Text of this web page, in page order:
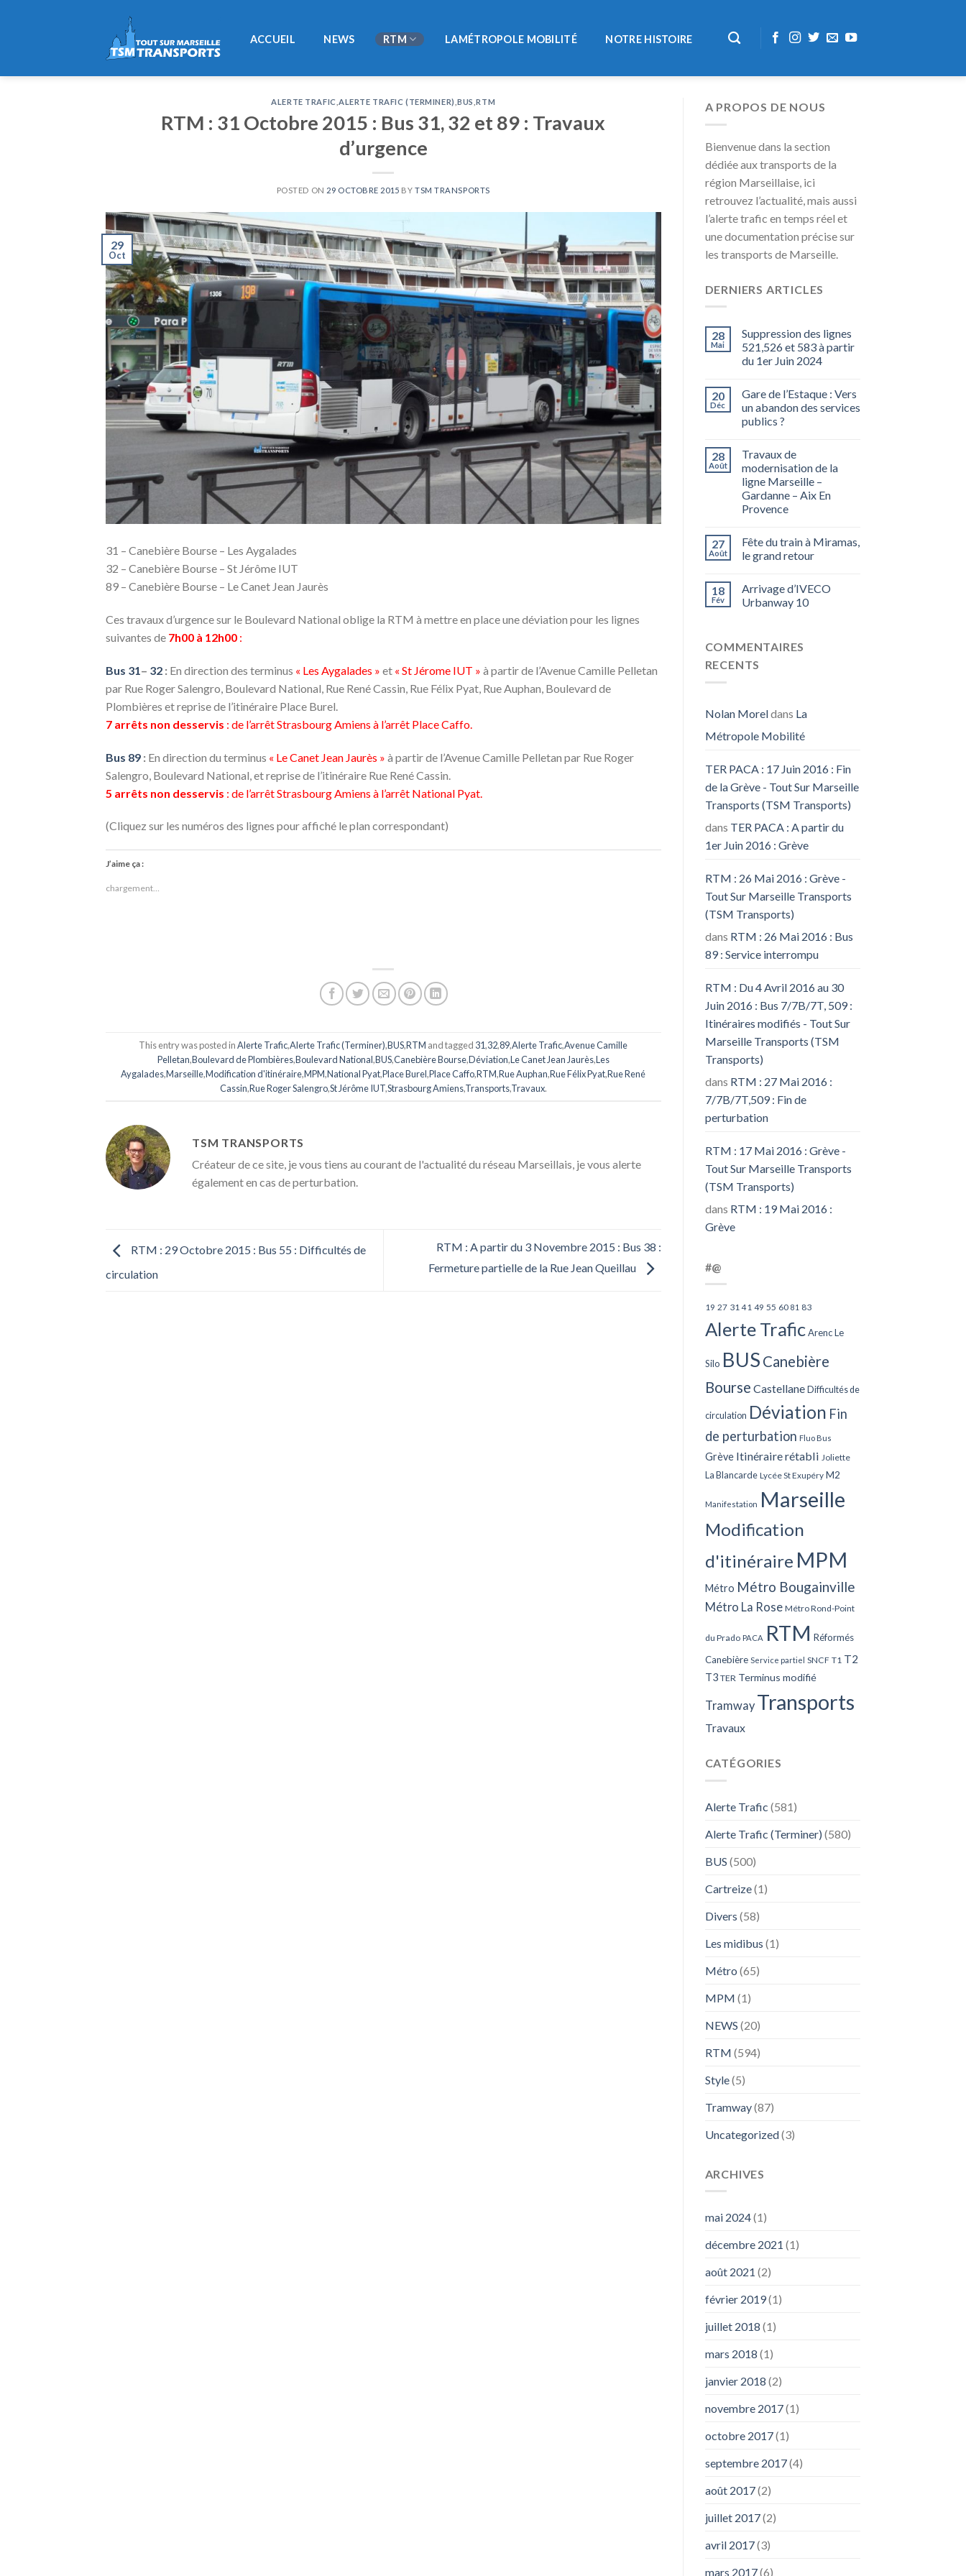
ACCUEIL NEWS RTM LAMÉTROPOLE MOBILITÉ NOTRE HISTOIRE
ALERTE TRAFIC ,ALERTE TRAFIC (TERMINER) ,BUS ,RTM
RTM : 31 Octobre 2015 : Bus 31, 32 et 89 : Travaux
d’urgence
POSTED ON 29 OCTOBRE 2015 BY TSM TRANSPORTS
29
Oct
31 – Canebière Bourse – Les Aygalades
32 – Canebière Bourse – St Jérôme IUT
89 – Canebière Bourse – Le Canet Jean Jaurès
Ces travaux d’urgence sur le Boulevard National oblige la RTM à mettre en place une déviation pour les lignes
suivantes de 7h00 à 12h00 :
Bus 31 – 32 : En direction des terminus « Les Aygalades » et « St Jérome IUT » à partir de l’Avenue Camille Pelletan
par Rue Roger Salengro, Boulevard National, Rue René Cassin, Rue Félix Pyat, Rue Auphan, Boulevard de
Plombières et reprise de l’itinéraire Place Burel.
7 arrêts non desservis : de l’arrêt Strasbourg Amiens à l’arrêt Place Caffo.
Bus 89 : En direction du terminus « Le Canet Jean Jaurès » à partir de l’Avenue Camille Pelletan par Rue Roger
Salengro, Boulevard National, et reprise de l’itinéraire Rue René Cassin.
5 arrêts non desservis : de l’arrêt Strasbourg Amiens à l’arrêt National Pyat.
(Cliquez sur les numéros des lignes pour affiché le plan correspondant)
J’aime ça :
chargement…
This entry was posted inAlerte Trafic,Alerte Trafic (Terminer),BUS,RTM and tagged 31,32,89,Alerte Trafic,Avenue Camille
Pelletan,Boulevard de Plombières,Boulevard National,BUS,Canebière Bourse,Déviation,Le Canet Jean Jaurès,Les
Aygalades,Marseille,Modification d'itinéraire,MPM,National Pyat,Place Burel,Place Caffo,RTM,Rue Auphan,Rue Félix Pyat,Rue René
Cassin,Rue Roger Salengro,St Jérôme IUT,Strasbourg Amiens,Transports,Travaux.
TSM TRANSPORTS
Créateur de ce site, je vous tiens au courant de l'actualité du réseau Marseillais, je vous alerte
également en cas de perturbation.
RTM : 29 Octobre 2015 : Bus 55 : Difficultés de
circulation
RTM : A partir du 3 Novembre 2015 : Bus 38 :
Fermeture partielle de la Rue Jean Queillau
A PROPOS DE NOUS
Bienvenue dans la section
dédiée aux transports de la
région Marseillaise, ici
retrouvez l’actualité, mais aussi
l’alerte trafic en temps réel et
une documentation précise sur
les transports de Marseille.
DERNIERS ARTICLES
28
Mai
Suppression des lignes
521,526 et 583 à partir
du 1er Juin 2024
20
Déc
Gare de l’Estaque : Vers
un abandon des services
publics ?
28
Août
Travaux de
modernisation de la
ligne Marseille –
Gardanne – Aix En
Provence
27
Août
Fête du train à Miramas,
le grand retour
18
Fév
Arrivage d’IVECO
Urbanway 10
COMMENTAIRES
RECENTS
Nolan Moreldans La
Métropole Mobilité
TER PACA : 17 Juin 2016 : Fin
de la Grève - Tout Sur Marseille
Transports (TSM Transports)
dans TER PACA : A partir du
1er Juin 2016 : Grève
RTM : 26 Mai 2016 : Grève -
Tout Sur Marseille Transports
(TSM Transports)
dans RTM : 26 Mai 2016 : Bus
89 : Service interrompu
RTM : Du 4 Avril 2016 au 30
Juin 2016 : Bus 7/7B/7T, 509 :
Itinéraires modifiés - Tout Sur
Marseille Transports (TSM
Transports)
dans RTM : 27 Mai 2016 :
7/7B/7T,509 : Fin de
perturbation
RTM : 17 Mai 2016 : Grève -
Tout Sur Marseille Transports
(TSM Transports)
dans RTM : 19 Mai 2016 :
Grève
#@
19 27 31 41 49 55 60 81 83
Alerte Trafic Arenc Le
Silo BUS Canebière
Bourse Castellane Difficultés de
circulation Déviation Fin
de perturbation Fluo Bus
Grève Itinéraire rétabli Joliette
La Blancarde Lycée St Exupéry M2
Manifestation Marseille
Modification
d'itinéraire MPM
Métro Métro Bougainville
Métro La Rose Métro Rond-Point
du Prado PACA RTM Réformés
Canebière Service partiel SNCF T1 T2
T3 TER Terminus modifié
Tramway Transports
Travaux
CATÉGORIES
Alerte Trafic (581)
Alerte Trafic (Terminer) (580)
BUS (500)
Cartreize(1)
Divers (58)
Les midibus (1)
Métro (65)
MPM (1)
NEWS (20)
RTM (594)
Style(5)
Tramway(87)
Uncategorized(3)
ARCHIVES
mai 2024(1)
décembre 2021 (1)
août 2021 (2)
février 2019(1)
juillet 2018 (1)
mars 2018 (1)
janvier 2018 (2)
novembre 2017(1)
octobre 2017(1)
septembre 2017(4)
août 2017(2)
juillet 2017(2)
avril 2017(3)
mars 2017(6)